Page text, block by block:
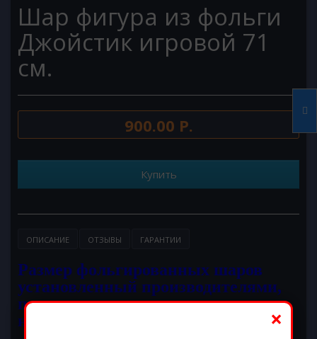
Шар фигура из фольги
Джойстик игровой 71
см.
900.00 Р.
Купить
ОПИСАНИЕ ОТЗЫВЫ ГАРАНТИИ
Размер фольгированных шаров
установленный производителями,
при надувании становится меньше
на 10 - 15 см.
×